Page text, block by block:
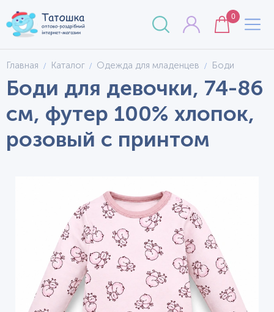
0
Главная Каталог Одежда для младенцев Боди
Боди для девочки, 74-86
см, футер 100% хлопок,
розовый с принтом